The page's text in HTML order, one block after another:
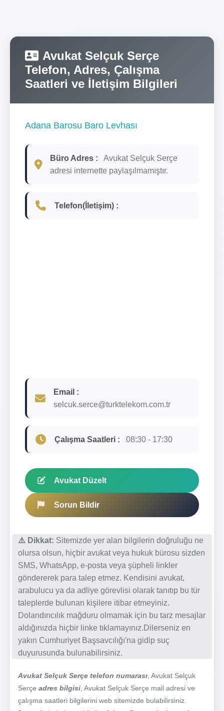
Avukat Selçuk Serçe
Telefon, Adres, Çalışma
Saatleri ve İletişim Bilgileri
Adana Barosu Baro Levhası
Büro Adres :
Avukat Selçuk Serçe
adresi internette paylaşılmamıştır.
Telefon(İletişim) :
Email :
selcuk.serce@turktelekom.com.tr
Çalışma Saatleri : 08:30 - 17:30
Avukat Düzelt
Sorun Bildir
⚠️ Dikkat: Sitemizde yer alan bilgilerin doğruluğu ne
olursa olsun, hiçbir avukat veya hukuk bürosu sizden
SMS, WhatsApp, e-posta veya şüpheli linkler
göndererek para talep etmez. Kendisini avukat,
arabulucu ya da adliye görevlisi olarak tanıtıp bu tür
taleplerde bulunan kişilere itibar etmeyiniz.
Dolandırıcılık mağduru olmamak için bu tarz mesajlar
aldığınızda hiçbir linke tıklamayınız.Dilerseniz en
yakın Cumhuriyet Başsavcılığı'na gidip suç
duyurusunda bulunabilirsiniz.
Avukat Selçuk Serçe telefon numarası , Avukat Selçuk
Serçe adres bilgisi , Avukat Selçuk Serçe mail adresi ve
çalışma saatleri bilgilerini web sitemizde bulabilirsiniz.